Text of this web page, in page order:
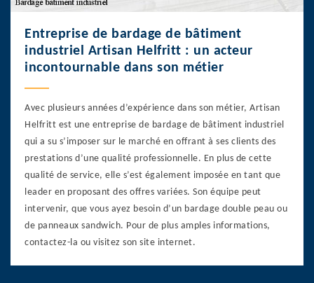
Entreprise de bardage de bâtiment
industriel Artisan Helfritt : un acteur
incontournable dans son métier
Avec plusieurs années d’expérience dans son métier, Artisan
Helfritt est une entreprise de bardage de bâtiment industriel
qui a su s’imposer sur le marché en offrant à ses clients des
prestations d’une qualité professionnelle. En plus de cette
qualité de service, elle s’est également imposée en tant que
leader en proposant des offres variées. Son équipe peut
intervenir, que vous ayez besoin d’un bardage double peau ou
de panneaux sandwich. Pour de plus amples informations,
contactez-la ou visitez son site internet.